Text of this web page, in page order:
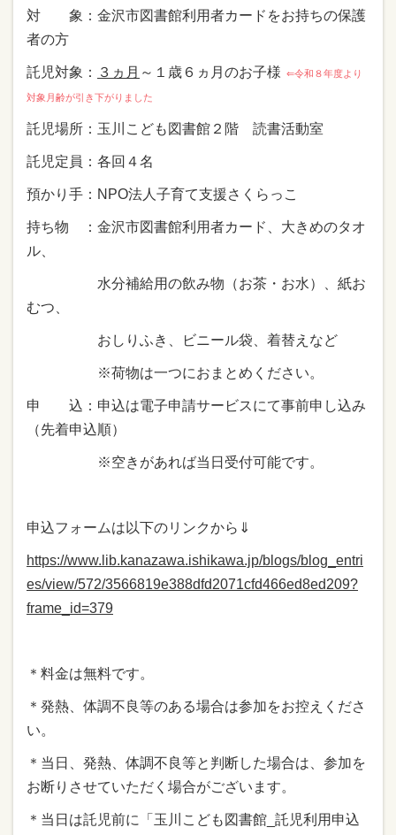
対 象：金沢市図書館利用者カードをお持ちの保護
者の方
託児対象： ３ヵ月 ～１歳６ヵ月のお子様 ⇐令和８年度より
対象月齢が引き下がりました
託児場所：玉川こども図書館２階 読書活動室
託児定員：各回４名
預かり手：NPO法人子育て支援さくらっこ
持ち物 ：金沢市図書館利用者カード、大きめのタオ
ル、
水分補給用の飲み物（お茶・お水）、紙お
むつ、
おしりふき、ビニール袋、着替えなど
※荷物は一つにおまとめください。
申 込：申込は電子申請サービスにて事前申し込み
（先着申込順）
※空きがあれば当日受付可能です。
申込フォームは以下のリンクから⇓
https://www.lib.kanazawa.ishikawa.jp/blogs/blog_entri
es/view/572/3566819e388dfd2071cfd466ed8ed209?
frame_id=379
＊料金は無料です。
＊発熱、体調不良等のある場合は参加をお控えくださ
い。
＊当日、発熱、体調不良等と判断した場合は、参加を
お断りさせていただく場合がございます。
＊当日は託児前に「玉川こども図書館_託児利用申込